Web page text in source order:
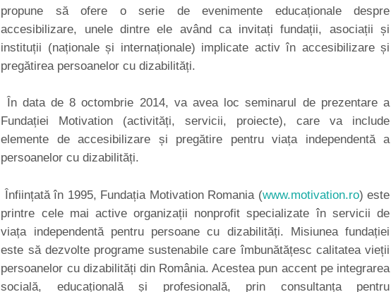
propune să ofere o serie de evenimente educaționale despre
accesibilizare, unele dintre ele având ca invitați fundații, asociații și
instituții (naționale și internaționale) implicate activ în accesibilizare și
pregătirea persoanelor cu dizabilități.
În data de 8 octombrie 2014, va avea loc seminarul de prezentare a
Fundației Motivation (activități, servicii, proiecte), care va include
elemente de accesibilizare și pregătire pentru viața independentă a
persoanelor cu dizabilități.
Înființată în 1995, Fundația Motivation Romania (www.motivation.ro) este
printre cele mai active organizații nonprofit specializate în servicii de
viața independentă pentru persoane cu dizabilități. Misiunea fundației
este să dezvolte programe sustenabile care îmbunătățesc calitatea vieții
persoanelor cu dizabilități din România. Acestea pun accent pe integrarea
socială, educațională și profesională, prin consultanța pentru